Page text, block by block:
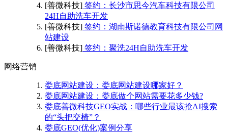
[善微科技] 签约：长沙市思今汽车科技有限公司
24H自助洗车开发
[善微科技] 签约：湖南斯诺德教育科技有限公司网
站建设
[善微科技] 签约：聚洗24H自助洗车开发
网络营销
娄底网站建设：娄底网站建设哪家好？
娄底网站建设：娄底做个网站需要花多少钱?
娄底善微科技GEO实战：哪些行业最该抢AI搜索
的“头把交椅”？
娄底GEO(优化)案例分享